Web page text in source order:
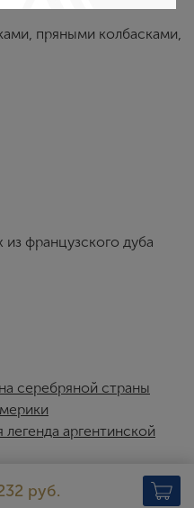
пряными колбасками,
французского дуба
серебряной страны
аргентинской
руб.
записи
об акциях и купоны со